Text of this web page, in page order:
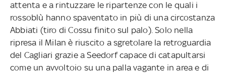
attenta e a rintuzzare le ripartenze con le quali i
rossoblù hanno spaventato in più di una circostanza
Abbiati (tiro di Cossu finito sul palo). Solo nella
ripresa il Milan è riuscito a sgretolare la retroguardia
del Cagliari grazie a Seedorf capace di catapultarsi
come un avvoltoio su una palla vagante in area e di